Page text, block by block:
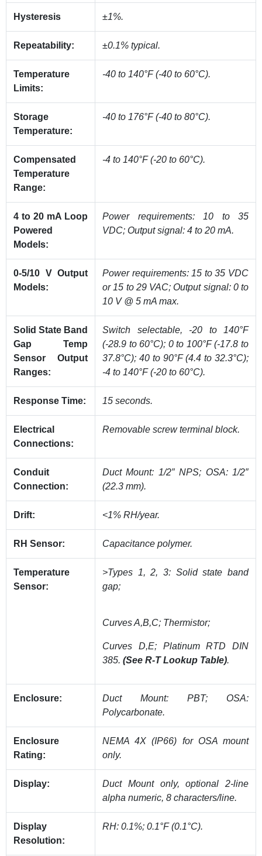
Hysteresis ±1%.
Repeatability: ±0.1% typical.
Temperature
Limits:
-40 to 140°F (-40 to 60°C).
Storage
Temperature:
-40 to 176°F (-40 to 80°C).
Compensated
Temperature
Range:
-4 to 140°F (-20 to 60°C).
4 to 20 mA Loop
Powered
Models:
Power requirements: 10 to 35
VDC; Output signal: 4 to 20 mA.
0-5/10 V Output
Models:
Power requirements: 15 to 35 VDC
or 15 to 29 VAC; Output signal: 0 to
10 V @ 5 mA max.
Solid State Band
Gap Temp
Sensor Output
Ranges:
Switch selectable, -20 to 140°F
(-28.9 to 60°C); 0 to 100°F (-17.8 to
37.8°C); 40 to 90°F (4.4 to 32.3°C);
-4 to 140°F (-20 to 60°C).
Response Time: 15 seconds.
Electrical
Connections:
Removable screw terminal block.
Conduit
Connection:
Duct Mount: 1/2″ NPS; OSA: 1/2″
(22.3 mm).
Drift: <1% RH/year.
RH Sensor: Capacitance polymer.
Temperature
Sensor:
>Types 1, 2, 3: Solid state band
gap;
Curves A,B,C; Thermistor;
Curves D,E; Platinum RTD DIN
385. (See R-T Lookup Table).
Enclosure:
Duct Mount: PBT; OSA:
Polycarbonate.
Enclosure
Rating:
NEMA 4X (IP66) for OSA mount
only.
Display:
Duct Mount only, optional 2-line
alpha numeric, 8 characters/line.
Display
Resolution:
RH: 0.1%; 0.1°F (0.1°C).